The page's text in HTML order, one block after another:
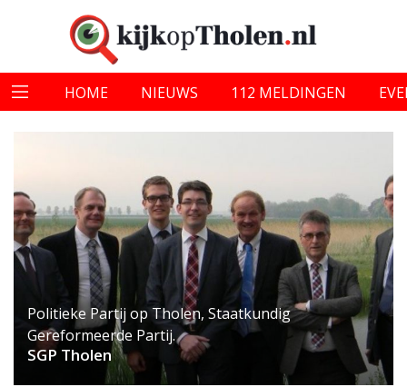
HOME NIEUWS 112 MELDINGEN
Politieke Partij op Tholen, Staatkundig
Gereformeerde Partij.
SGP Tholen